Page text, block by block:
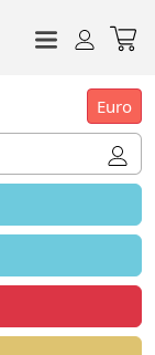
Euro